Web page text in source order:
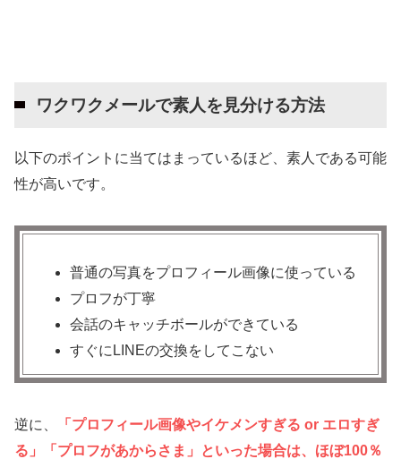
ワクワクメールで素人を見分ける方法
以下のポイントに当てはまっているほど、素人である可能
性が高いです。
普通の写真をプロフィール画像に使っている
プロフが丁寧
会話のキャッチボールができている
すぐにLINEの交換をしてこない
逆に、
「プロフィール画像やイケメンすぎる or エロすぎ
る」「プロフがあからさま」といった場合は、ほぼ100％